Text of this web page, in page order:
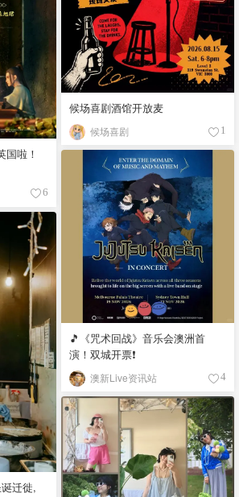
啦！
6
候场喜剧酒馆开放麦
候场喜剧 1
🎵《咒术回战》音乐会澳洲首
演！双城开票❗️
澳新Live资讯站 4
迁徙,